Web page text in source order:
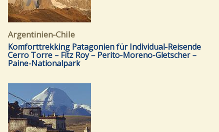
Argentinien-Chile
Komforttrekking Patagonien für Individual-Reisende
Cerro Torre – Fitz Roy – Perito-Moreno-Gletscher –
Paine-Nationalpark